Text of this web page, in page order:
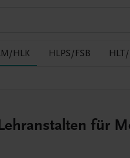
HLK HLPS/FSB
für